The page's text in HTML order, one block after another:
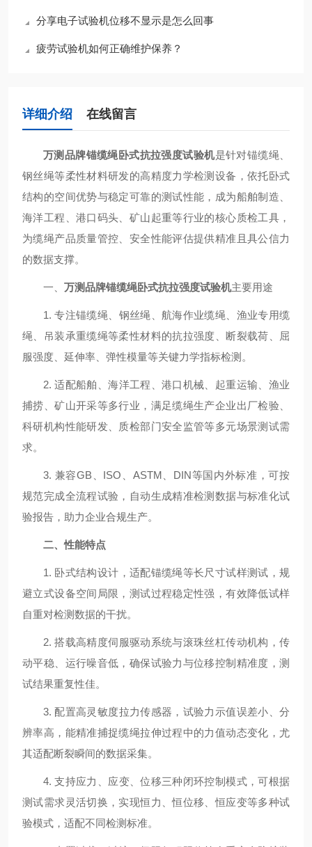
分享电子试验机位移不显示是怎么回事
疲劳试验机如何正确维护保养？
详细介绍 在线留言
万测品牌锚缆绳卧式抗拉强度试验机是针对锚缆绳、
钢丝绳等柔性材料研发的高精度力学检测设备，依托卧式
结构的空间优势与稳定可靠的测试性能，成为船舶制造、
海洋工程、港口码头、矿山起重等行业的核心质检工具，
为缆绳产品质量管控、安全性能评估提供精准且具公信力
的数据支撑。
一、 万测品牌锚缆绳卧式抗拉强度试验机主要用途
1. 专注锚缆绳、钢丝绳、航海作业缆绳、渔业专用缆
绳、吊装承重缆绳等柔性材料的抗拉强度、断裂载荷、屈
服强度、延伸率、弹性模量等关键力学指标检测。
2. 适配船舶、海洋工程、港口机械、起重运输、渔业
捕捞、矿山开采等多行业，满足缆绳生产企业出厂检验、
科研机构性能研发、质检部门安全监管等多元场景测试需
求。
3. 兼容GB、ISO、ASTM、DIN等国内外标准，可按
规范完成全流程试验，自动生成精准检测数据与标准化试
验报告，助力企业合规生产。
二、性能特点
1. 卧式结构设计，适配锚缆绳等长尺寸试样测试，规
避立式设备空间局限，测试过程稳定性强，有效降低试样
自重对检测数据的干扰。
2. 搭载高精度伺服驱动系统与滚珠丝杠传动机构，传
动平稳、运行噪音低，确保试验力与位移控制精准度，测
试结果重复性佳。
3. 配置高灵敏度拉力传感器，试验力示值误差小、分
辨率高，能精准捕捉缆绳拉伸过程中的力值动态变化，尤
其适配断裂瞬间的数据采集。
4. 支持应力、应变、位移三种闭环控制模式，可根据
测试需求灵活切换，实现恒力、恒位移、恒应变等多种试
验模式，适配不同检测标准。